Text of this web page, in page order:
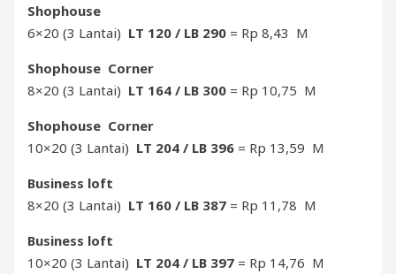
Shophouse
6×20 (3 Lantai) LT 120 / LB 290 = Rp 8,43 M
Shophouse Corner
8×20 (3 Lantai) LT 164 / LB 300 = Rp 10,75 M
Shophouse Corner
10×20 (3 Lantai) LT 204 / LB 396 = Rp 13,59 M
Business loft
8×20 (3 Lantai) LT 160 / LB 387 = Rp 11,78 M
Business loft
10×20 (3 Lantai) LT 204 / LB 397 = Rp 14,76 M